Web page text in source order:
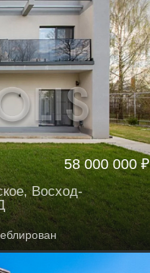
58 000 000 ₽
Восход-